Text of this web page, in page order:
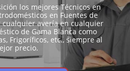
los mejores Técnicos en
en Fuentes de
cualquier avería en cualquier
de Gama Blanca como
Frigoríficos, etc., siempre al
precio.